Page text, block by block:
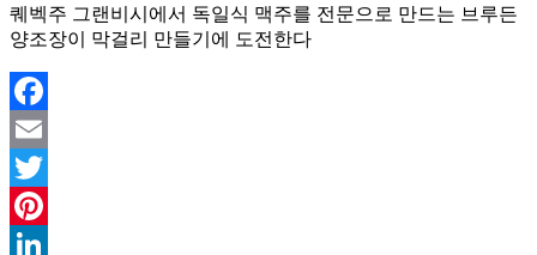
퀘벡주 그랜비시에서 독일식 맥주를 전문으로 만드는 브루든
양조장이 막걸리 만들기에 도전한다
Facebook
Email
Twitter
Pinterest